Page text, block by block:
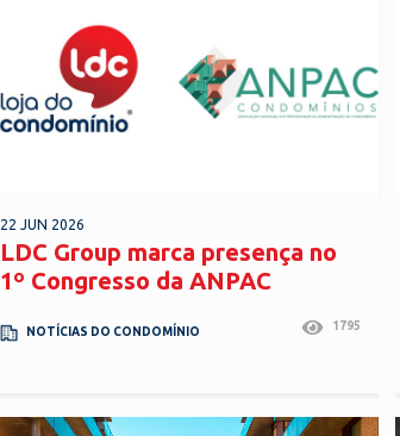
22 JUN 2026
LDC Group marca presença no
1º Congresso da ANPAC
NOTÍCIAS DO CONDOMÍNIO 1795